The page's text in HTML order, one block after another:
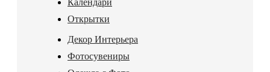
Открытки
Декор Интерьера
Фотосувениры